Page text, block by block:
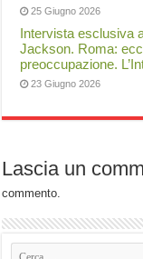
25 Giugno 2026
Intervista esclusiva
Jackson. Roma:
preoccupazione.
23 Giugno 2026
Lascia un
commento.